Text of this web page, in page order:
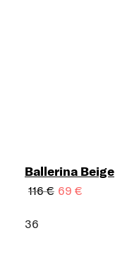
Ballerina Beige
116 € 69 €
36